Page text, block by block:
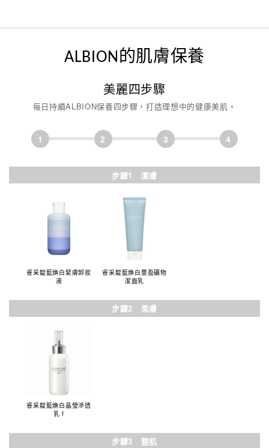
ALBION的肌膚保養
美麗四步驟
每日持續ALBION保養四步驟，打造理想中的健康美肌。
1 2 3 4
步驟1 潔膚
睿采靛藍煥白緊膚卸妝
液
睿采靛藍煥白豐盈礦物
潔面乳
步驟2 柔膚
睿采靛藍煥白晶瑩滲透
乳 f
步驟3 整肌